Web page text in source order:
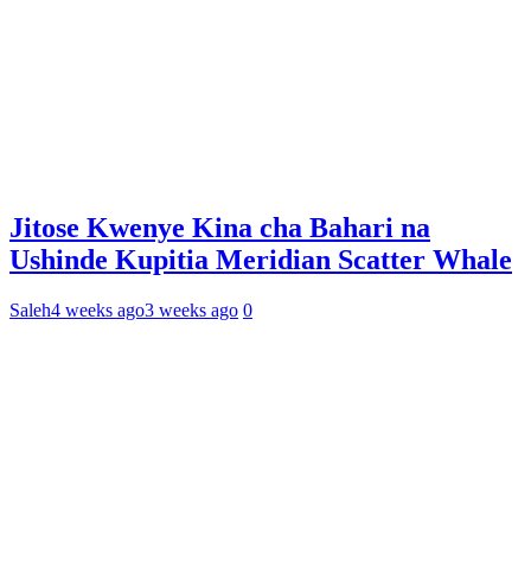
Jitose Kwenye Kina cha Bahari na
Ushinde Kupitia Meridian Scatter Whale
Saleh4 weeks ago3 weeks ago 0